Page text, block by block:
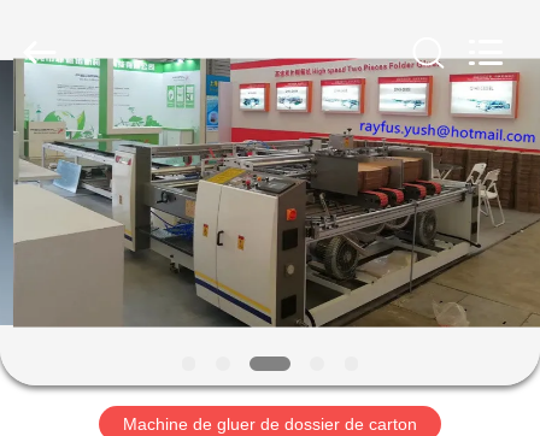
MAISON
PRODUITS
AU
SUJET
DE
NOUS
carton
Fournisseur.
Copyright
2020
2023
cartonboxmanufacturingmachine.com.
Machine de gluer de dossier de carton